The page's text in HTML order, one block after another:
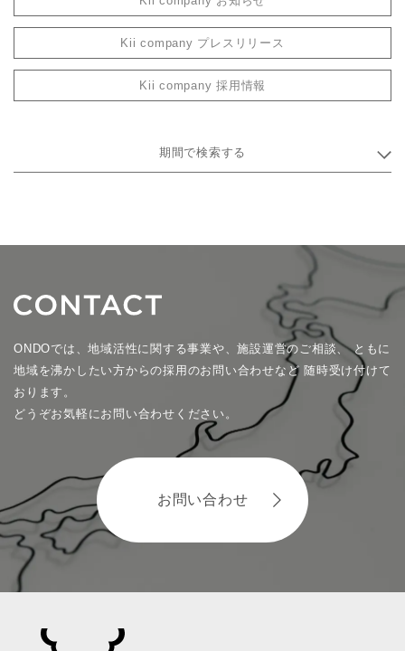
Kii company プレスリリース
Kii company 採用情報
期間で検索する
ONDOでは、地域活性に関する事業や、施設運営のご相談、ともに
地域を沸かしたい方からの採用のお問い合わせなど 随時受け付けて
おります。
どうぞお気軽にお問い合わせください。
お問い合わせ